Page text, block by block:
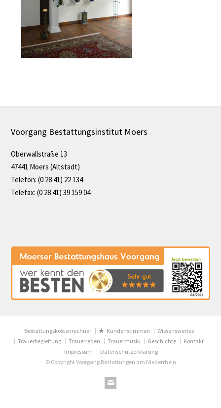
Voorgang Bestattungsinstitut Moers
Oberwallstraße 13
47441 Moers (Altstadt)
Telefon: (0 28 41) 22 134
Telefax: (0 28 41) 39 159 04
Bestattungskostenrechner Kundenstimmen
Wissenswertes
Trauerbegleitung
Trauerreden Trauermusik Geschichte
Kontakt
Impressum
Datenschutzerklärung
© Copyright Voorgang Bestattungen am Niederrhein